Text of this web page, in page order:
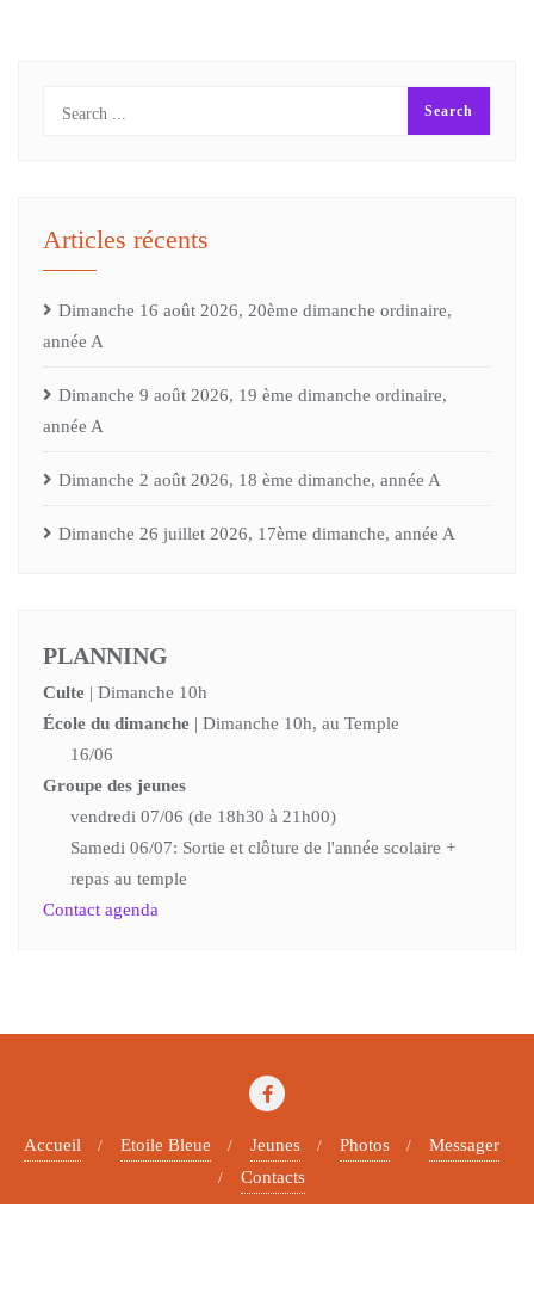
Articles récents
Dimanche 16 août 2026, 20ème dimanche ordinaire,
année A
Dimanche 9 août 2026, 19 ème dimanche ordinaire,
année A
Dimanche 2 août 2026, 18 ème dimanche, année A
Dimanche 26 juillet 2026, 17ème dimanche, année A
PLANNING
Culte | Dimanche 10h
École du dimanche | Dimanche 10h, au Temple
16/06
Groupe des jeunes
vendredi 07/06 (de 18h30 à 21h00)
Samedi 06/07: Sortie et clôture de l'année scolaire +
repas au temple
Contact agenda
Accueil Etoile Bleue Jeunes Photos
Messager
Contacts